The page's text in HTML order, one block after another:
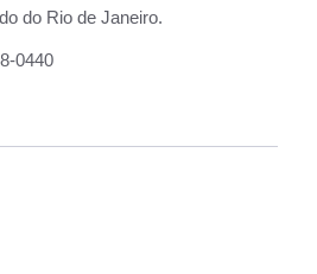
do Rio de Janeiro.
0440